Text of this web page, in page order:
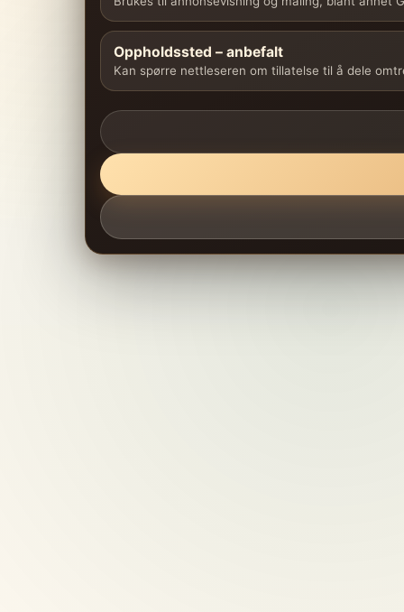
Oppholdssted – anbefalt
Kan spørre nettleseren om tillatelse til å dele